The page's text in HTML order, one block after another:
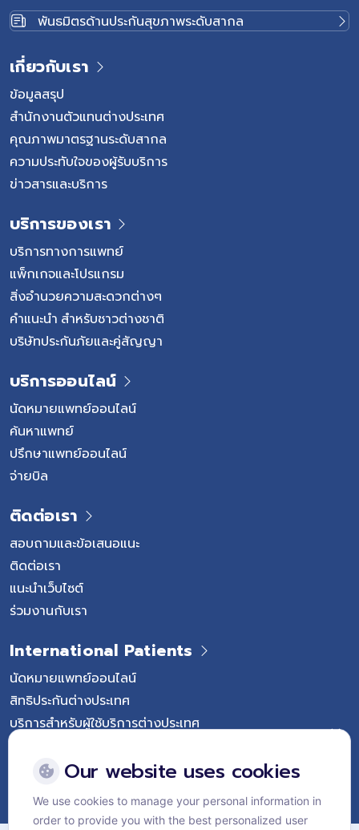
พันธมิตรด้านประกันสุขภาพระดับสากล
เกี่ยวกับเรา
ข้อมูลสรุป
สำนักงานตัวแทนต่างประเทศ
คุณภาพมาตรฐานระดับสากล
ความประทับใจของผู้รับบริการ
ข่าวสารและบริการ
บริการของเรา
บริการทางการแพทย์
แพ็กเกจและโปรแกรม
สิ่งอำนวยความสะดวกต่างๆ
คำแนะนำ สำหรับชาวต่างชาติ
บริษัทประกันภัยและคู่สัญญา
บริการออนไลน์
นัดหมายแพทย์ออนไลน์
ค้นหาแพทย์
ปรึกษาแพทย์ออนไลน์
จ่ายบิล
ติดต่อเรา
สอบถามและข้อเสนอแนะ
ติดต่อเรา
แนะนำเว็บไซต์
ร่วมงานกับเรา
International Patients
นัดหมายแพทย์ออนไลน์
สิทธิประกันต่างประเทศ
บริการสำหรับผู้ใช้บริการต่างประเทศ
Follow Vejthani International Hospital
Our website uses cookies
We use cookies to manage your personal information in
order to provide you with the best personalized user